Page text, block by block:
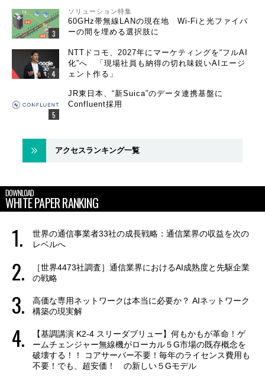
ソリューション特集
60GHz帯無線LANの現在地 Wi-Fiと光ファイバ
ーの間を埋める選択肢に
NTTドコモ、2027年にマーケティングを“フルAI
化”へ 「現場社員も納得の切れ味鋭いAIエージ
ェント作る」
JR東日本、“新Suica”のデータ連携基盤に
Confluent採用
アクセスランキング一覧
DOWNLOAD
WHITE PAPER RANKING
世界の通信事業者33社の成長戦略：通信業界の収益を次の
レベルへ
［世界4473社調査］通信業界におけるAI成熟度と先駆企業
の戦略
高価な専用ネットワークは本当に必要か？ AIネットワーク
構築の現実解
【基調講演 K2-4 スリーダブリュー】何もかもが革命！ゲ
ームチェンジャー無線機がローカル５G市場の既存概念を
破壊する！！ コアサーバー不要！毎年のライセンス費用も
不要！でも、超安価！ の新しい５Gモデル